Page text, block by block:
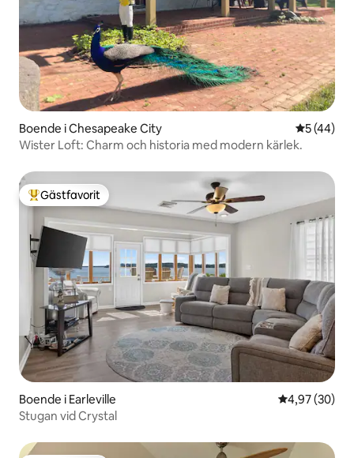
Boende i Chesapeake City 5 av 5 i
5 (44)
Wister Loft: Charm och historia med modern kärlek.
Populär gästfavorit
Gästfavorit
Boende i Earleville 4,97 av 5 i
4,97 (30)
Stugan vid Crystal